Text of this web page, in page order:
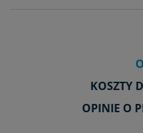
KOSZTY
OPINIE O